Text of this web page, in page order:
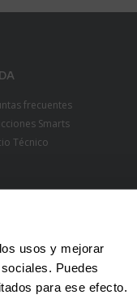
usos y mejorar
Puedes
para ese efecto.
frecuentes
Smarts
Técnico